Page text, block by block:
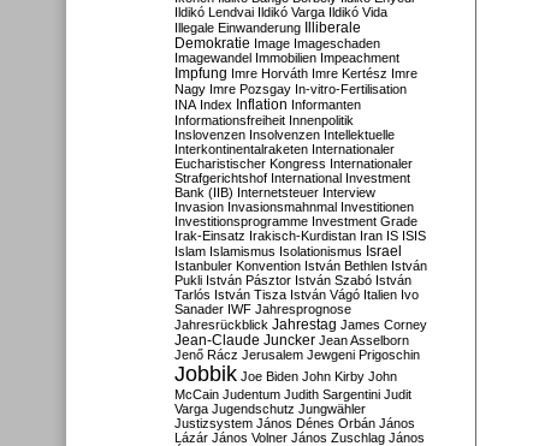
Ildikó Lendvai Ildikó Varga Ildikó Vida
Illegale Einwanderung Illiberale
Demokratie Image Imageschaden
Imagewandel Immobilien Impeachment
Impfung Imre Horváth Imre Kertész Imre
Nagy Imre Pozsgay In-vitro-Fertilisation
INA Index Inflation Informanten
Informationsfreiheit Innenpolitik
Inslovenzen Insolvenzen Intellektuelle
Interkontinentalraketen Internationaler
Eucharistischer Kongress Internationaler
Strafgerichtshof International Investment
Bank (IIB) Internetsteuer Interview
Invasion Invasionsmahnmal Investitionen
Investitionsprogramme Investment Grade
Irak-Einsatz Irakisch-Kurdistan Iran IS ISIS
Islam Islamismus Isolationismus Israel
Istanbuler Konvention István Bethlen István
Pukli István Pásztor István Szabó István
Tarlós István Tisza István Vágó Italien Ivo
Sanader IWF Jahresprognose
Jahresrückblick Jahrestag James Corney
Jean-Claude Juncker Jean Asselborn
Jenő Rácz Jerusalem Jewgeni Prigoschin
Jobbik Joe Biden John Kirby John
McCain Judentum Judith Sargentini Judit
Varga Jugendschutz Jungwähler
Justizsystem János Dénes Orbán János
Lázár János Volner János Zuschlag János